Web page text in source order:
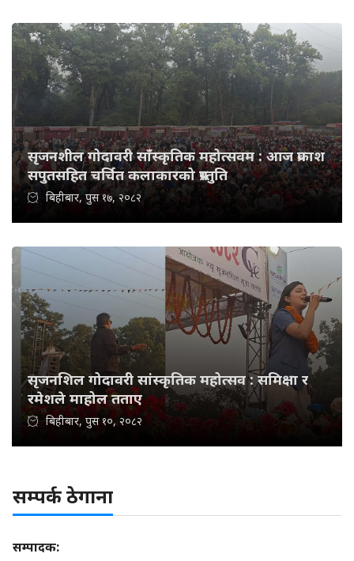
सृजनशील गोदावरी साँस्कृतिक महोत्सवम : आज प्रकाश
सपुतसहित चर्चित कलाकारको प्रस्तुति
बिहीबार, पुस १७, २०८२
सृजनशिल गोदावरी सांस्कृतिक महोत्सव : समिक्षा र
रमेशले माहोल तताए
बिहीबार, पुस १०, २०८२
सम्पर्क ठेगाना
सम्पादक: